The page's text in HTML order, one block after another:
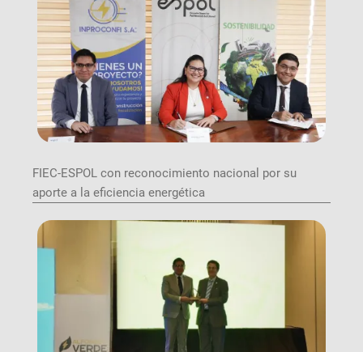
FIEC-ESPOL con reconocimiento nacional por su
aporte a la eficiencia energética
Image